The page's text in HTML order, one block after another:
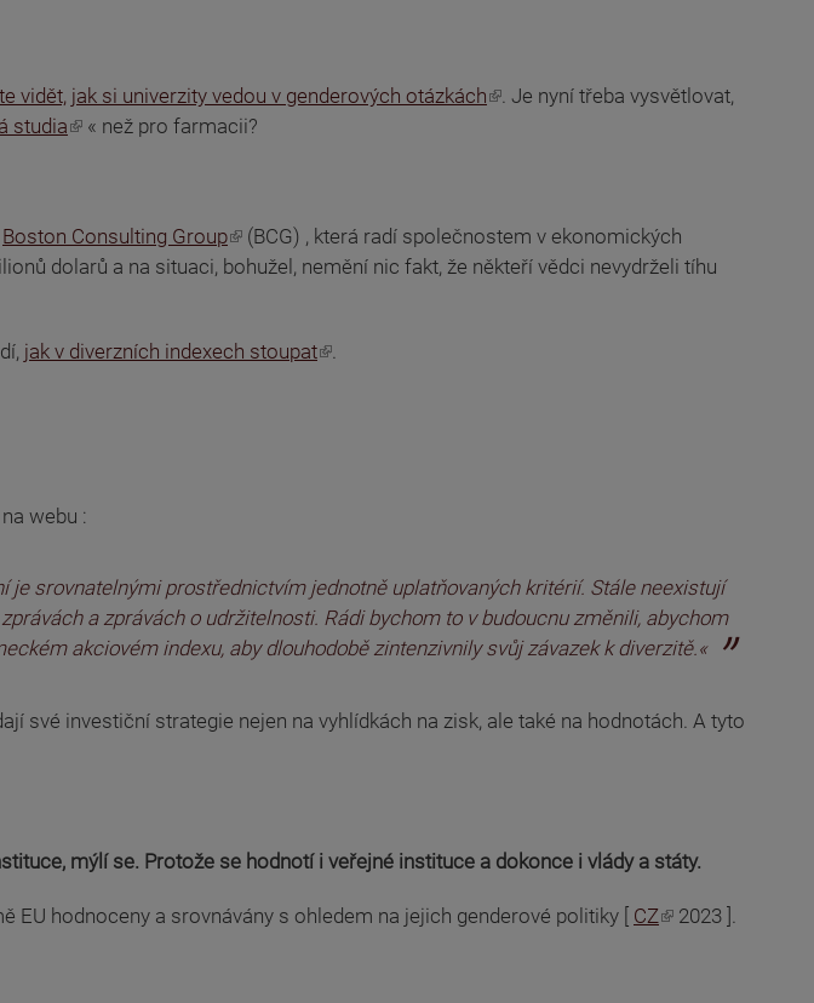
vidět, jak si univerzity vedou v genderových otázkách
. Je nyní třeba vysvětlovat,
studia « než pro farmacii?
Boston Consulting Group
(BCG) , která radí společnostem v ekonomických
dolarů a na situaci, bohužel, nemění nic fakt, že někteří vědci nevydrželi tíhu
jak v diverzních indexech stoupat .
webu :
srovnatelnými prostřednictvím jednotně uplatňovaných kritérií. Stále neexistují
a zprávách o udržitelnosti. Rádi bychom to v budoucnu změnili, abychom
akciovém indexu, aby dlouhodobě zintenzivnily svůj závazek k diverzitě.«
své investiční strategie nejen na vyhlídkách na zisk, ale také na hodnotách. A tyto
mýlí se. Protože se hodnotí i veřejné instituce a dokonce i vlády a státy.
EU hodnoceny a srovnávány s ohledem na jejich genderové politiky [ CZ 2023 ].